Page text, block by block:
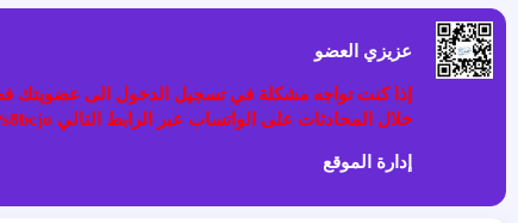
عزيزي العضو
خلال المحادثات على الواتساب عبر الرابط التالي wa.link/s8bcjo او مسح الباركود في الصوره
إدارة الموقع